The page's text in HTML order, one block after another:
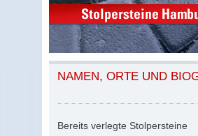
NAMEN, ORTE UND
Bereits verlegte Stolpersteine